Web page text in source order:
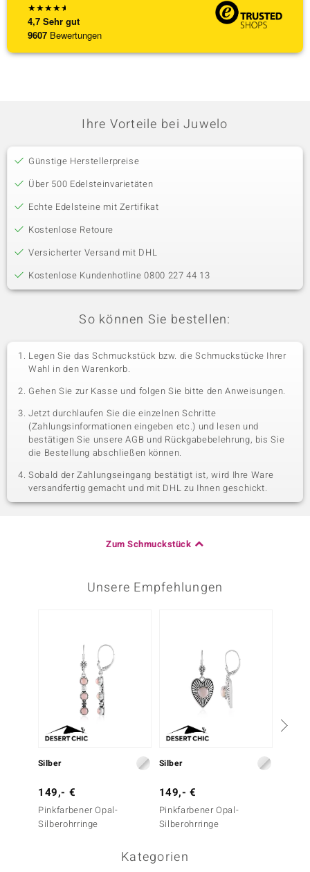
★★★★★
4,7 Sehr gut
9607 Bewertungen
Ihre Vorteile bei Juwelo
Günstige Herstellerpreise
Über 500 Edelsteinvarietäten
Echte Edelsteine mit Zertifikat
Kostenlose Retoure
Versicherter Versand mit DHL
Kostenlose Kundenhotline 0800 227 44 13
So können Sie bestellen:
Legen Sie das Schmuckstück bzw. die Schmuckstücke Ihrer
Wahl in den Warenkorb.
Gehen Sie zur Kasse und folgen Sie bitte den Anweisungen.
Jetzt durchlaufen Sie die einzelnen Schritte
(Zahlungsinformationen eingeben etc.) und lesen und
bestätigen Sie unsere AGB und Rückgabebelehrung, bis Sie
die Bestellung abschließen können.
Sobald der Zahlungseingang bestätigt ist, wird Ihre Ware
versandfertig gemacht und mit DHL zu Ihnen geschickt.
Zum Schmuckstück
Unsere Empfehlungen
Silber
149,- €
Pinkfarbener Opal-
Silberohrringe
Silber
149,- €
Pinkfarbener Opal-
Silberohrringe
Kategorien